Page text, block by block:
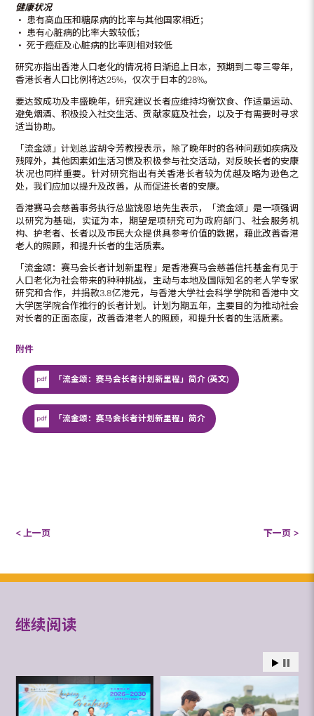
健康状况
‧ 患有高血压和糖尿病的比率与其他国家相近；
‧ 患有心脏病的比率大致较低；
‧ 死于癌症及心脏病的比率则相对较低
研究亦指出香港人口老化的情况将日渐追上日本，预期到二零三零年，
香港长者人口比例将达25%，仅次于日本的28%。
要达致成功及丰盛晚年，研究建议长者应维持均衡饮食、作适量运动、
避免烟酒、积极投入社交生活、贡献家庭及社会，以及于有需要时寻求
适当协助。
「流金颂」计划总监胡令芳教授表示，除了晚年时的各种问题如疾病及
残障外，其他因素如生活习惯及积极参与社交活动，对反映长者的安康
状况也同样重要。针对研究指出有关香港长者较为优越及略为逊色之
处，我们应加以提升及改善，从而促进长者的安康。
香港赛马会慈善事务执行总监饶恩培先生表示，「流金颂」是一项强调
以研究为基础，实证为本，期望是项研究可为政府部门、社会服务机
构、护老者、长者以及市民大众提供具参考价值的数据，藉此改善香港
老人的照顾，和提升长者的生活质素。
「流金颂：赛马会长者计划新里程」是香港赛马会慈善信托基金有见于
人口老化为社会带来的种种挑战，主动与本地及国际知名的老人学专家
研究和合作，并捐款3.8亿港元，与香港大学社会科学学院和香港中文
大学医学院合作推行的长者计划。计划为期五年，主要目的为推动社会
对长者的正面态度，改善香港老人的照顾，和提升长者的生活质素。
附件
「流金颂：赛马会长者计划新里程」简介 (英文)
「流金颂：赛马会长者计划新里程」简介
< 上一页 下一页 >
继续阅读